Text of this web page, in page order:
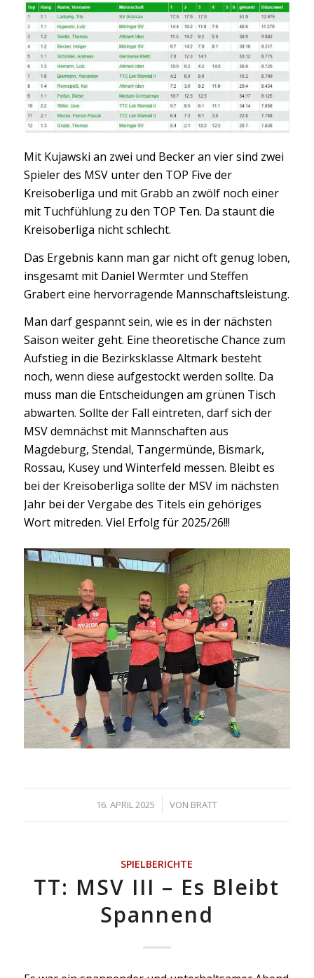
Mit Kujawski an zwei und Becker an vier sind zwei
Spieler des MSV unter den TOP Five der
Kreisoberliga und mit Grabb an zwölf noch einer
mit Tuchfühlung zu den TOP Ten. Da staunt die
Kreisoberliga nicht schlecht.
Das Ergebnis kann man gar nicht oft genug loben,
insgesamt mit Daniel Wermter und Steffen
Grabert eine hervorragende Mannschaftsleistung.
Man darf gespannt sein, wie es in der nächsten
Saison weiter geht. Eine theoretische Chance zum
Aufstieg in die Bezirksklasse Altmark besteht
noch, wenn diese aufgestockt werden sollte. Da
muss man die Entscheidungen am grünen Tisch
abwarten. Sollte der Fall eintreten, darf sich der
MSV demnächst mit Mannschaften aus
Magdeburg, Stendal, Tangermünde, Bismark,
Rossau, Kusey und Winterfeld messen. Bleibt es
bei der Kreisoberliga sollte der MSV im nächsten
Jahr bei der Vergabe des Titels ein gehöriges
Wort mitreden. Viel Erfolg für 2025/26!!!
16. APRIL 2025
/ VON BRATT
SPIELBERICHTE
TT: MSV III – Es Bleibt
Spannend